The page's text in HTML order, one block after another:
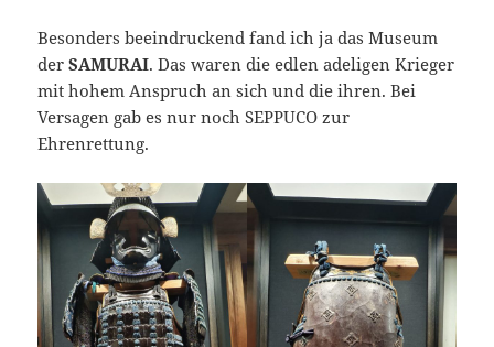
Besonders beeindruckend fand ich ja das Museum
derSAMURAI. Das waren die edlen adeligen Krieger
mit hohem Anspruch an sich und die ihren. Bei
Versagen gab es nur noch SEPPUCO zur
Ehrenrettung.